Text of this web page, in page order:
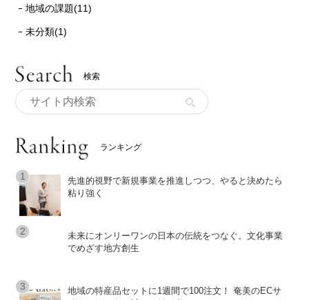
地域の課題(11)
未分類(1)
検索
ランキング
先進的視野で新規事業を推進しつつ、やると決めたら
粘り強く
未来にオンリーワンの日本の伝統をつなぐ。文化事業
でめざす地方創生
地域の特産品セットに1週間で100注文！ 奄美のECサ